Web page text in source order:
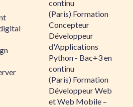
continu
(Paris) Formation
Concepteur
Développeur
d'Applications
Python - Bac+3 en
continu
(Paris) Formation
Développeur Web
et Web Mobile –